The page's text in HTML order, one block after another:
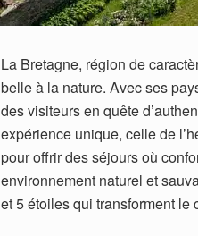
La Bretagne, région de
belle à la nature. Avec ses
des visiteurs en quête
expérience unique, celle de
pour offrir des séjours où
environnement naturel et
et 5 étoiles qui transforment